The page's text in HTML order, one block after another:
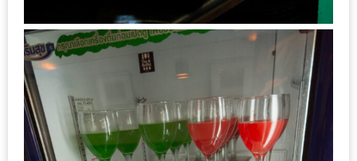
ร์ท
เอาใจ
ขา
กิน